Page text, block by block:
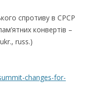
спротиву в СРСР
конвертів –
russ.)
changes-for-